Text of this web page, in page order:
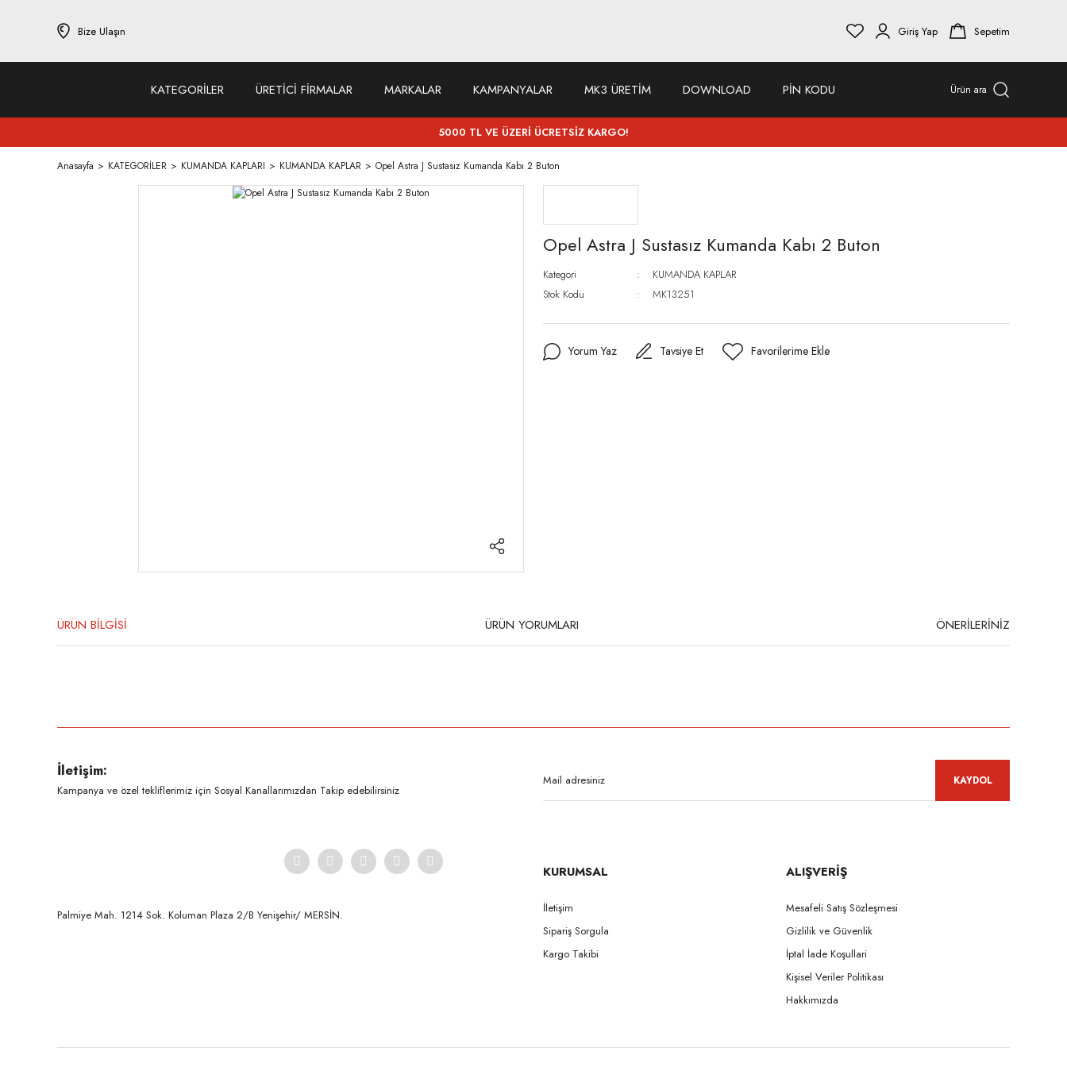
Bize Ulaşın Giriş Yap Sepetim
KATEGORİLER ÜRETİCİ FİRMALAR MARKALAR KAMPANYALAR MK3 ÜRETİM DOWNLOAD PİN KODU Ürün ara
5000 TL VE ÜZERİ ÜCRETSİZ KARGO!
Anasayfa KATEGORİLER KUMANDA KAPLARI KUMANDA KAPLAR Opel Astra J Sustasız Kumanda Kabı 2 Buton
Opel Astra J Sustasız Kumanda Kabı 2 Buton
Kategori
KUMANDA KAPLAR
Stok Kodu
MK13251
Yorum Yaz Tavsiye Et
ÜRÜN BİLGİSİ ÜRÜN YORUMLARI ÖNERİLERİNİZ
Ürün açıklamasında eksik bilgiler bulunuyor.
Ürün bilgilerinde hatalar bulunuyor.
İletişim:
Kampanya ve özel tekliflerimiz için Sosyal Kanallarımızdan Takip edebilirsiniz
KAYDOL
Palmiye Mah. 1214 Sok. Koluman Plaza 2/B Yenişehir/ MERSİN.ㅤㅤㅤㅤㅤㅤㅤㅤㅤㅤㅤㅤㅤㅤㅤㅤㅤㅤㅤㅤㅤㅤㅤㅤㅤㅤㅤㅤㅤㅤㅤㅤㅤㅤㅤ ㅤㅤㅤㅤㅤㅤㅤㅤㅤㅤ
KURUMSAL
İletişim
Sipariş Sorgula
Kargo Takibi
ALIŞVERİŞ
Mesafeli Satış Sözleşmesi
Gizlilik ve Güvenlik
İptal İade Koşullari
Kişisel Veriler Politikası
Hakkımızda